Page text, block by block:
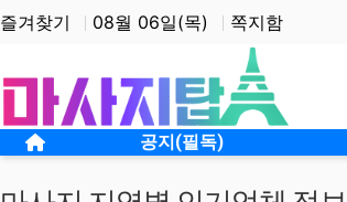
상단 네비
즐겨찾기 08월 06일(목) 쪽지함
메인 메뉴 공지(필독)
홈으로